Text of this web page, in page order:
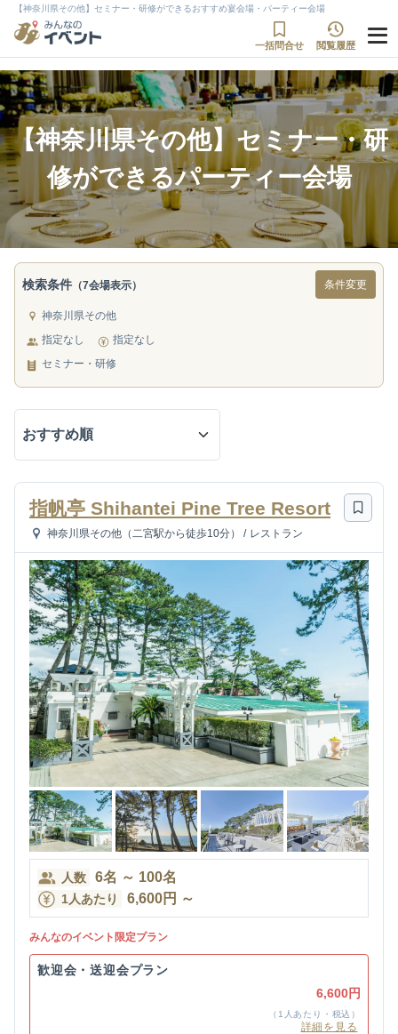
【神奈川県その他】セミナー・研修ができるおすすめ宴会場・パーティー会場
一括問合せ 閲覧履歴
【神奈川県その他】セミナー・研
修ができるパーティー会場
検索条件 （7会場表示） 条件変更
神奈川県その他
指定なし
指定なし
セミナー・研修
指帆亭 Shihantei Pine Tree Resort
神奈川県その他（二宮駅から徒歩10分） / レストラン
人数 6名 ～ 100名
1人あたり 6,600円 ～
みんなのイベント限定プラン
歓迎会・送迎会プラン
6,600円
（1人あたり・税込）
詳細を見る